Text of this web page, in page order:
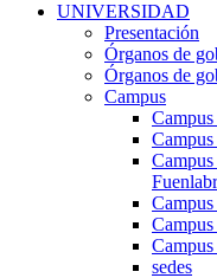
UNIVERSIDAD
Presentación
Órganos de
Órganos de
Campus
Campus
sedes